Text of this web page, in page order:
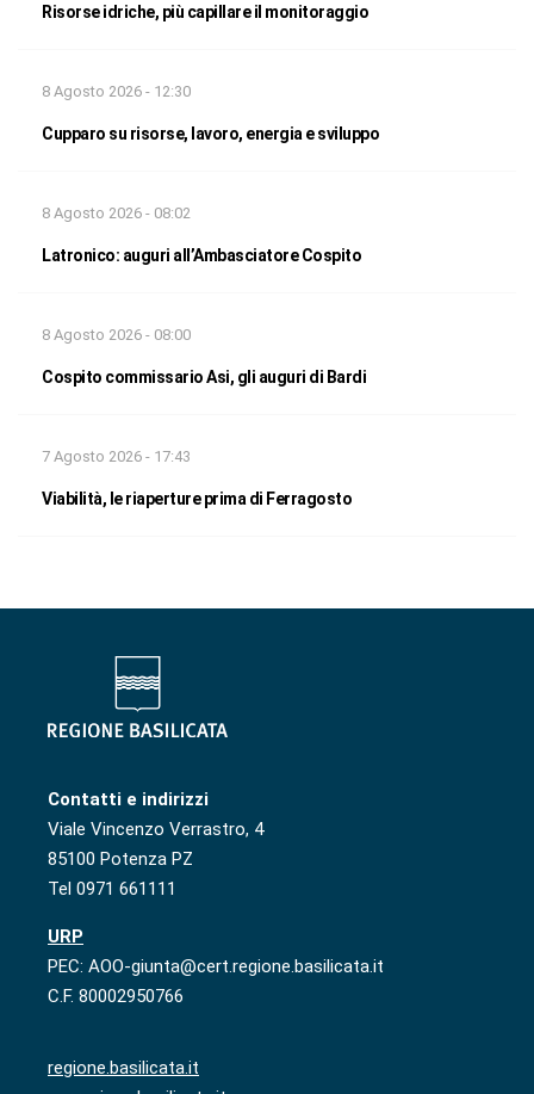
Risorse idriche, più capillare il monitoraggio
8 Agosto 2026 - 12:30
Cupparo su risorse, lavoro, energia e sviluppo
8 Agosto 2026 - 08:02
Latronico: auguri all’Ambasciatore Cospito
8 Agosto 2026 - 08:00
Cospito commissario Asi, gli auguri di Bardi
7 Agosto 2026 - 17:43
Viabilità, le riaperture prima di Ferragosto
Contatti e indirizzi
Viale Vincenzo Verrastro, 4
85100 Potenza PZ
Tel 0971 661111
URP
PEC: AOO-giunta@cert.regione.basilicata.it
C.F. 80002950766
regione.basilicata.it